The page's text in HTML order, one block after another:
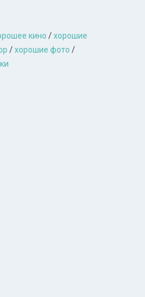
кино /хорошие
/хорошие фото /